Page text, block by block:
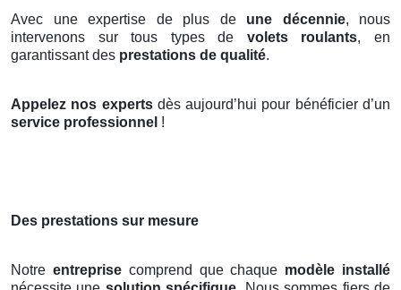
Avec une expertise de plus de une décennie, nous
intervenons sur tous types de volets roulants, en
garantissant des prestations de qualité.
Appelez nos expertsdès aujourd’hui pour bénéficier d’un
service professionnel !
Des prestations sur mesure
Notre entreprisecomprend que chaque modèle installé